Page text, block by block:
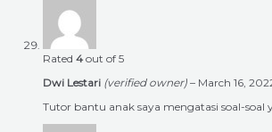
Rated 4 out of 5
Dwi Lestari (verified owner) – March 16,
Tutor bantu anak saya mengatasi soal-soal